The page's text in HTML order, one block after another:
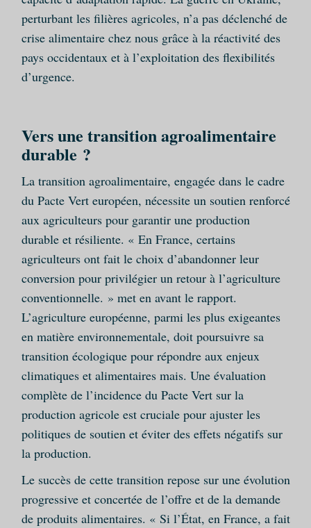
perturbant les filières agricoles, n’a pas déclenché de
crise alimentaire chez nous grâce à la réactivité des
pays occidentaux et à l’exploitation des flexibilités
d’urgence.
Vers une transition agroalimentaire
durable ?
La transition agroalimentaire, engagée dans le cadre
du Pacte Vert européen, nécessite un soutien renforcé
aux agriculteurs pour garantir une production
durable et résiliente. « En France, certains
agriculteurs ont fait le choix d’abandonner leur
conversion pour privilégier un retour à l’agriculture
conventionnelle. » met en avant le rapport.
L’agriculture européenne, parmi les plus exigeantes
en matière environnementale, doit poursuivre sa
transition écologique pour répondre aux enjeux
climatiques et alimentaires mais. Une évaluation
complète de l’incidence du Pacte Vert sur la
production agricole est cruciale pour ajuster les
politiques de soutien et éviter des effets négatifs sur
la production.
Le succès de cette transition repose sur une évolution
progressive et concertée de l’offre et de la demande
de produits alimentaires. « Si l’État, en France, a fait